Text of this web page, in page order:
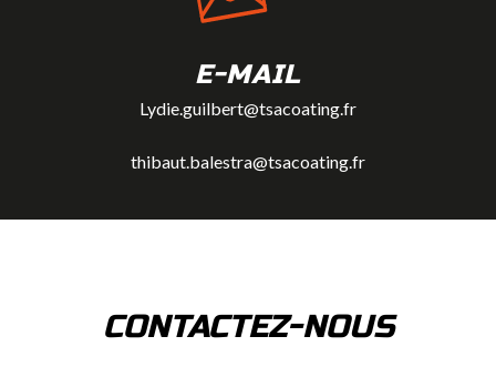
E-MAIL
Lydie.guilbert@tsacoating.fr
thibaut.balestra@tsacoating.fr
CONTACTEZ-NOUS